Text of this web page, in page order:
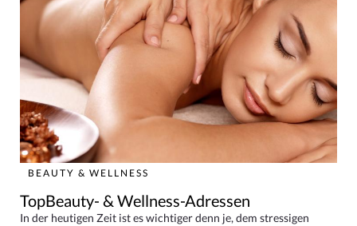
BEAUTY & WELLNESS
TopBeauty- & Wellness-Adressen
In der heutigen Zeit ist es wichtiger denn je, dem stressigen